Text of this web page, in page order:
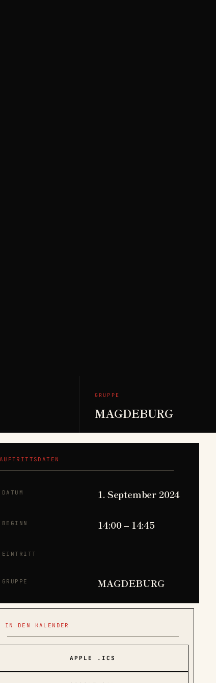
GRUPPE
MAGDEBURG
AUFTRITTSDATEN
DATUM 1. September 2024
BEGINN 14:00 – 14:45
EINTRITT
GRUPPE MAGDEBURG
IN DEN KALENDER
APPLE .ICS